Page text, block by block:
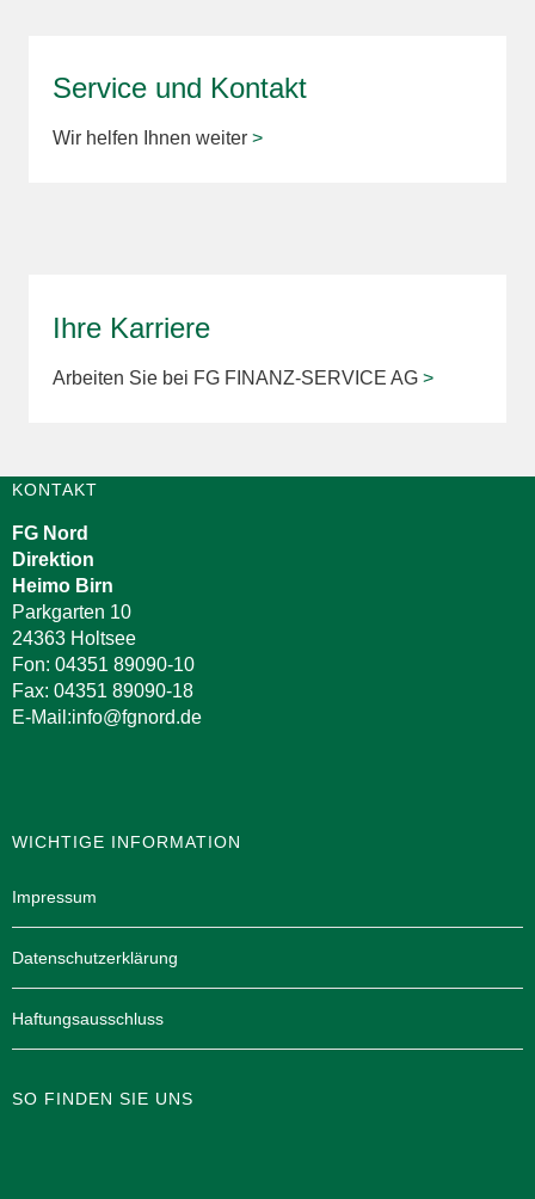
Service und Kontakt
Wir helfen Ihnen weiter >
Ihre Karriere
Arbeiten Sie bei FG FINANZ-SERVICE AG >
KONTAKT
FG Nord
Direktion
Heimo Birn
Parkgarten 10
24363 Holtsee
Fon: 04351 89090-10
Fax: 04351 89090-18
E-Mail:info@fgnord.de
WICHTIGE INFORMATION
Impressum
Datenschutzerklärung
Haftungsausschluss
SO FINDEN SIE UNS